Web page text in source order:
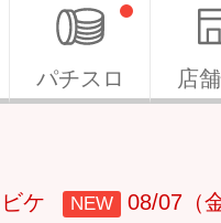
パチスロ 店
ケ NEW 08/07（